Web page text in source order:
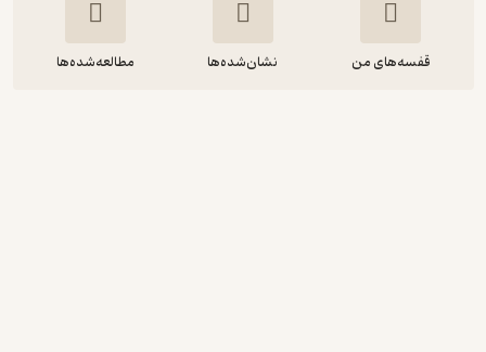
قفسه‌های من نشان‌شده‌ها مطالعه‌شده‌ها